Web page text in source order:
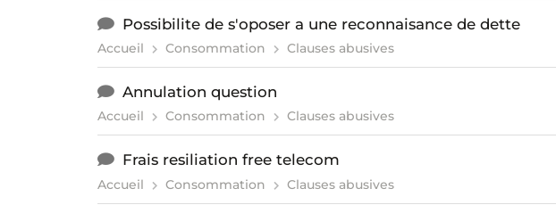
Possibilite de s'oposer a une reconnaisance de dette
Accueil Consommation Clauses abusives
Annulation question
Accueil Consommation Clauses abusives
Frais resiliation free telecom
Accueil Consommation Clauses abusives